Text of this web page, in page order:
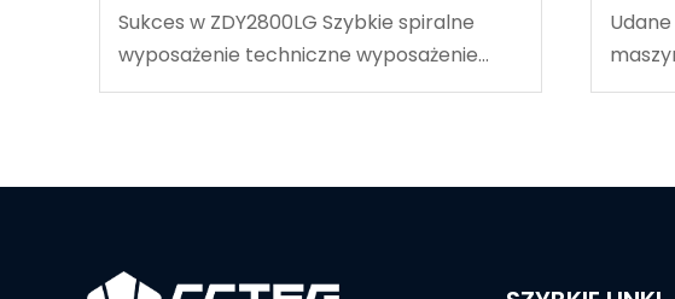
Sukces w ZDY2800LG Szybkie spiralne
wyposażenie techniczne wyposażenie
techniczne
węgla